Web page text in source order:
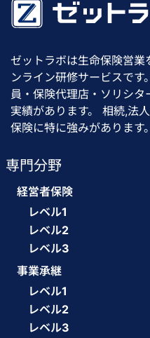
ゼットラボは生命保険営
ンライン研修サービスで
員・保険代理店・ソリシ
実績があります。 相続,法
保険に特に強みがあります。
専門分野
経営者保険
レベル1
レベル2
レベル3
事業承継
レベル1
レベル2
レベル3